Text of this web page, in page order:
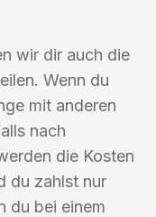
wir dir auch die
Wenn du
mit anderen
nach
die Kosten
du zahlst nur
du bei einem